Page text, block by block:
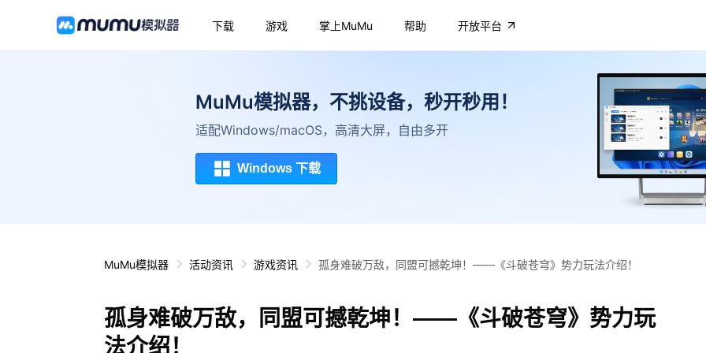
下载 游戏 掌上MuMu 帮助 开放平台
MuMu模拟器，不挑设备，秒开秒用！
适配Windows/macOS，高清大屏，自由多开
Windows 下载
MuMu模拟器 活动资讯 游戏资讯 孤身难破万敌，同盟可撼乾坤！——《斗破苍穹》势力玩法介绍！
孤身难破万敌，同盟可撼乾坤！——《斗破苍穹》势力玩
法介绍！